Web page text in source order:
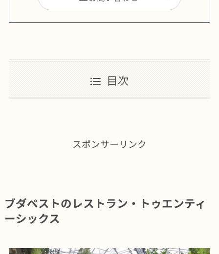
目次
スポンサーリンク
ブダペストのレストラン・トゥエンティ
ーシックス